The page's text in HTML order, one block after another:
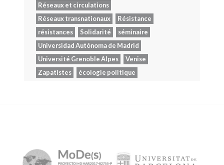
Réseaux et circulations
Réseaux transnationaux
Résistance
résistances
Solidarité
séminaire
Universidad Autónoma de Madrid
Université Grenoble Alpes
Venise
Zapatistes
écologie politique